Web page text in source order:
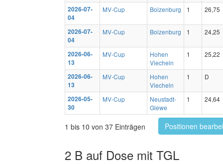
2026-07-
04
MV-Cup Boizenburg 1 26,75
2026-07-
04
MV-Cup Boizenburg 1 24,25
2026-06-
13
MV-Cup
Hohen
Viecheln
1 25,22
2026-06-
13
MV-Cup
Hohen
Viecheln
1 D
2026-05-
30
MV-Cup
Neustadt-
Glewe
1 24,64
1 bis 10 von 37 Einträgen Positionen
2 B auf Dose mit TGL